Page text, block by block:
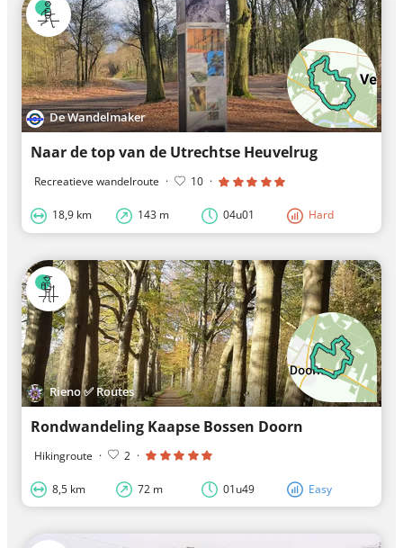
De Wandelmaker
Naar de top van de Utrechtse Heuvelrug
Recreatieve wandelroute · 10 ·
18,9 km 143 m 04u01 Hard
Rieno ✅ Routes
Rondwandeling Kaapse Bossen Doorn
Hikingroute · 2 ·
8,5 km 72 m 01u49 Easy